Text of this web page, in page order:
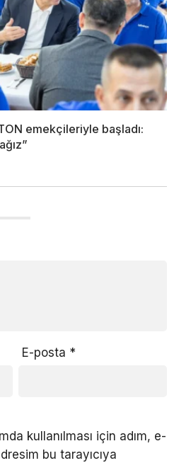
emekçileriyle başladı:
E-posta *
kullanılması için adım, e-
bu tarayıcıya